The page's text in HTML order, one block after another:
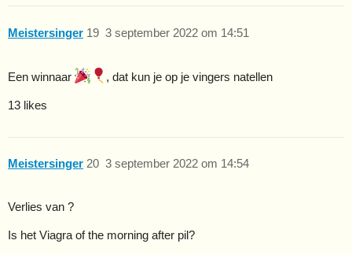
Meistersinger 3 september 2022 om 14:51
19
Een winnaar , dat kun je op je vingers natellen
13 likes
Meistersinger 3 september 2022 om 14:54
20
Verlies van ?
Is het Viagra of the morning after pil?